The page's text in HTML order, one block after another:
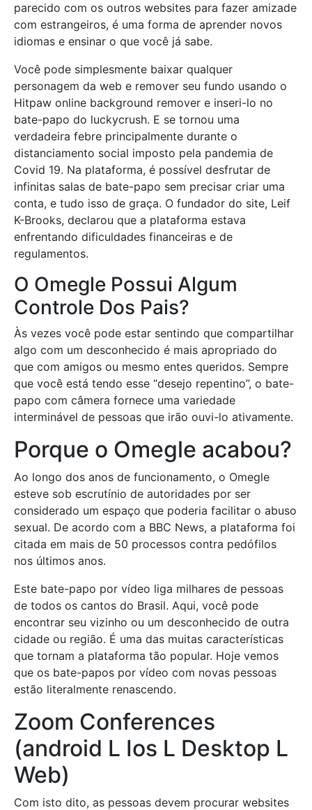
parecido com os outros websites para fazer amizade
com estrangeiros, é uma forma de aprender novos
idiomas e ensinar o que você já sabe.
Você pode simplesmente baixar qualquer
personagem da web e remover seu fundo usando o
Hitpaw online background remover e inseri-lo no
bate-papo do luckycrush. E se tornou uma
verdadeira febre principalmente durante o
distanciamento social imposto pela pandemia de
Covid 19. Na plataforma, é possível desfrutar de
infinitas salas de bate-papo sem precisar criar uma
conta, e tudo isso de graça. O fundador do site, Leif
K-Brooks, declarou que a plataforma estava
enfrentando dificuldades financeiras e de
regulamentos.
O Omegle Possui Algum
Controle Dos Pais?
Às vezes você pode estar sentindo que compartilhar
algo com um desconhecido é mais apropriado do
que com amigos ou mesmo entes queridos. Sempre
que você está tendo esse “desejo repentino”, o bate-
papo com câmera fornece uma variedade
interminável de pessoas que irão ouvi-lo ativamente.
Porque o Omegle acabou?
Ao longo dos anos de funcionamento, o Omegle
esteve sob escrutínio de autoridades por ser
considerado um espaço que poderia facilitar o abuso
sexual. De acordo com a BBC News, a plataforma foi
citada em mais de 50 processos contra pedófilos
nos últimos anos.
Este bate-papo por vídeo liga milhares de pessoas
de todos os cantos do Brasil. Aqui, você pode
encontrar seu vizinho ou um desconhecido de outra
cidade ou região. É uma das muitas características
que tornam a plataforma tão popular. Hoje vemos
que os bate-papos por vídeo com novas pessoas
estão literalmente renascendo.
Zoom Conferences
(android L Ios L Desktop L
Web)
Com isto dito, as pessoas devem procurar websites